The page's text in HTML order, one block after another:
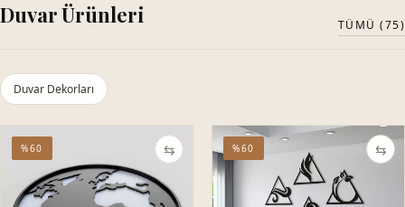
Duvar Ürünleri TÜMÜ (75)
Duvar Dekorları
⇆
%60 ⇆
%60